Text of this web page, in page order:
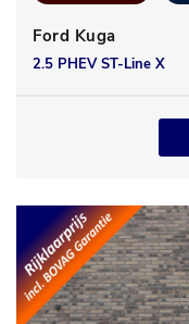
Ford Kuga
2.5 PHEV ST-Line X